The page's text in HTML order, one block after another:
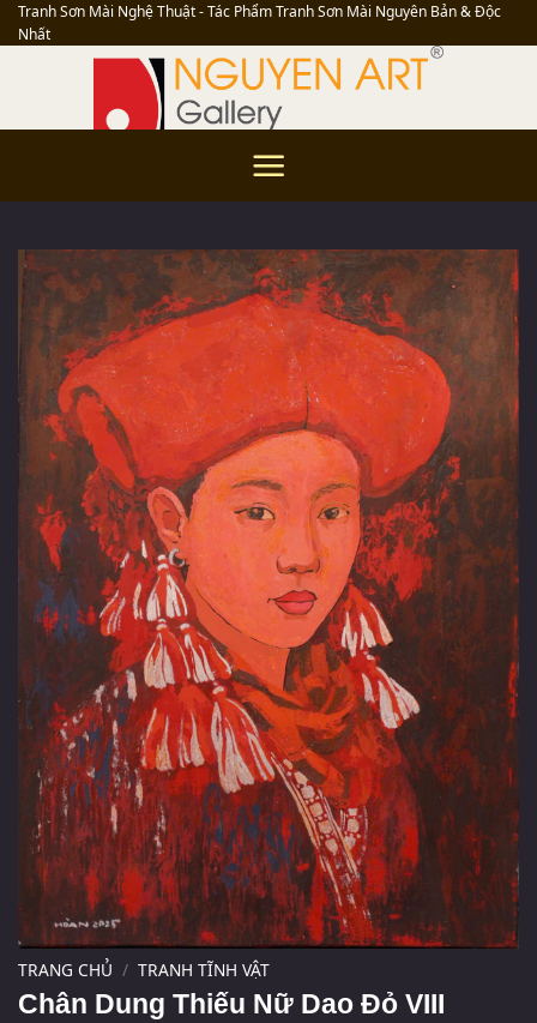
Skip
to
Tranh Sơn Mài Nghệ Thuật - Tác Phẩm Tranh Sơn Mài Nguyên Bản & Độc
Nhất
TRANG CHỦ / TRANH TĨNH VẬT
Chân Dung Thiếu Nữ Dao Đỏ VIII